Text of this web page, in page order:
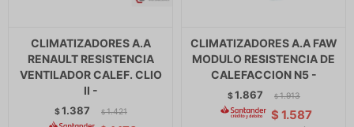
CLIMATIZADORES A.A
RENAULT RESISTENCIA
VENTILADOR CALEF. CLIO
II -
$1.387 $ 1.421
CLIMATIZADORES A.A FAW
MODULO RESISTENCIA DE
CALEFACCION N5 -
$1.867 $ 1.913
$ 1.587